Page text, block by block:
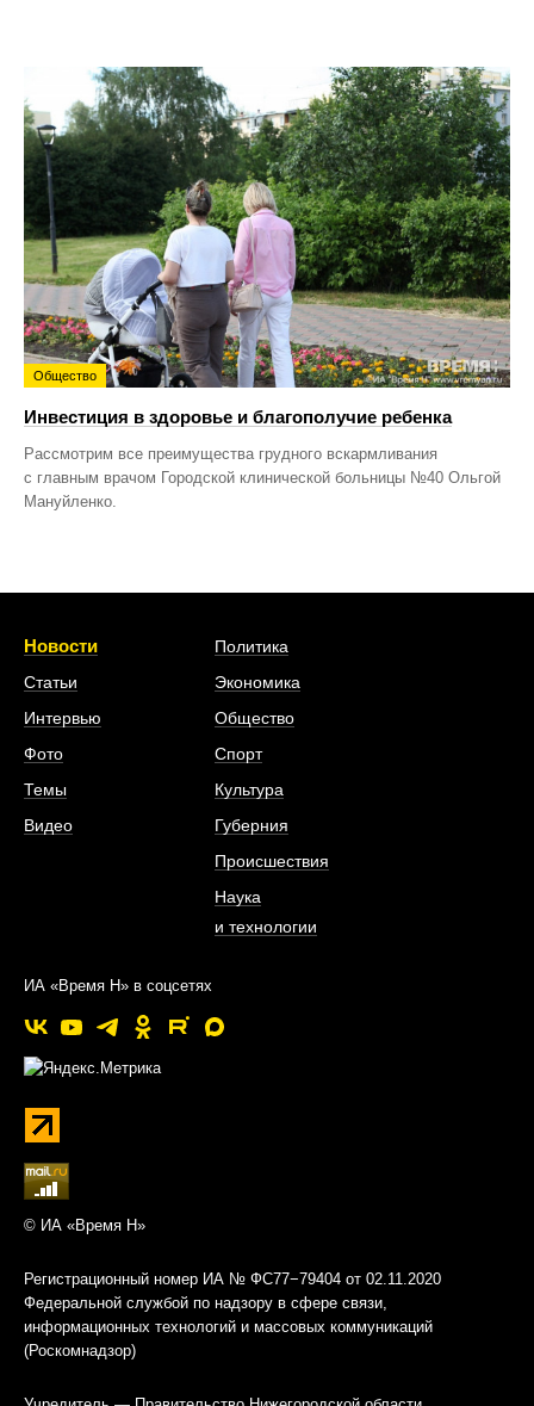
Общество
Инвестиция в здоровье и благополучие ребенка
Рассмотрим все преимущества грудного вскармливания
с главным врачом Городской клинической больницы №40 Ольгой
Мануйленко.
Новости
Статьи
Интервью
Фото
Темы
Видео
Политика
Экономика
Общество
Спорт
Культура
Губерния
Происшествия
Наука
и технологии
ИА «Время Н» в соцсетях
© ИА «Время Н»
Регистрационный номер ИА № ФС77−79404 от 02.11.2020
Федеральной службой по надзору в сфере связи,
информационных технологий и массовых коммуникаций
(Роскомнадзор)